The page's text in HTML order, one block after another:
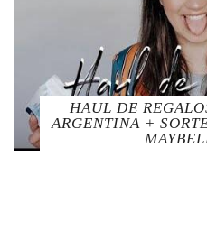
HAUL DE
ARGENTINA +